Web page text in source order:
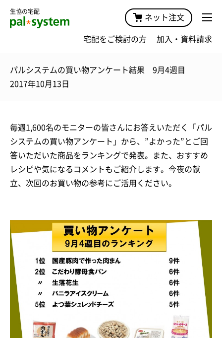
生協の宅配
ネット注文
宅配をご検討の方 加入・資料請求
パルシステムの買い物アンケート結果 9月4週目
2017年10月13日
毎週1,600名のモニターの皆さんにお答えいただく「パル
システムの買い物アンケート」から、”よかった”とご回
答いただいた商品をランキングで発表。また、おすすめ
レシピや気になるコメントもご紹介します。今夜の献
立、次回のお買い物の参考にご活用ください。